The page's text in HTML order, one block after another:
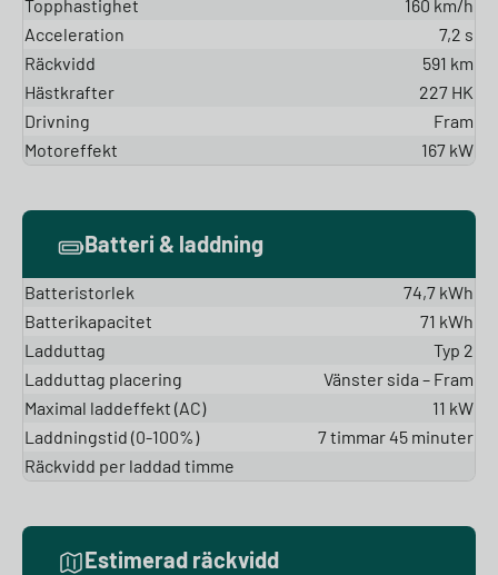
Topphastighet
160 km/h
Acceleration
7,2 s
Räckvidd
591 km
Hästkrafter
227 HK
Drivning
Fram
Motoreffekt
167 kW
Batteri & laddning
Batteristorlek
74,7 kWh
Batterikapacitet
71 kWh
Ladduttag
Typ 2
Ladduttag placering
Vänster sida – Fram
Maximal laddeffekt (AC)
11 kW
Laddningstid (0-100%)
7 timmar 45 minuter
Räckvidd per laddad timme
Estimerad räckvidd